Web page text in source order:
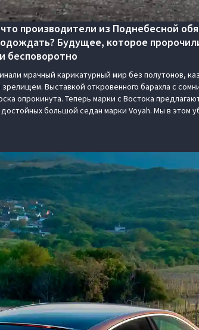
производители из Поднебесной
Будущее, которое
бесповоротно
мрачный карикатурный мир без полутонов,
Выставкой откровенного барахла с
опрокинута. Теперь марки с Востока
большой седан марки Voyah. Мы в этом